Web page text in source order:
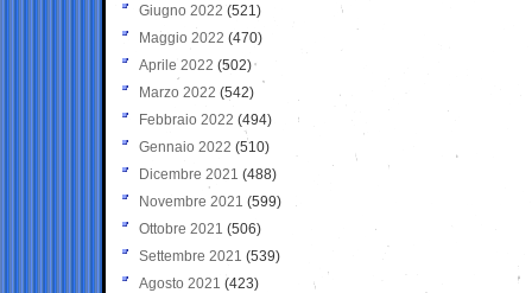
Giugno 2022 (521)
Maggio 2022 (470)
Aprile 2022 (502)
Marzo 2022 (542)
Febbraio 2022 (494)
Gennaio 2022 (510)
Dicembre 2021 (488)
Novembre 2021 (599)
Ottobre 2021 (506)
Settembre 2021 (539)
Agosto 2021 (423)